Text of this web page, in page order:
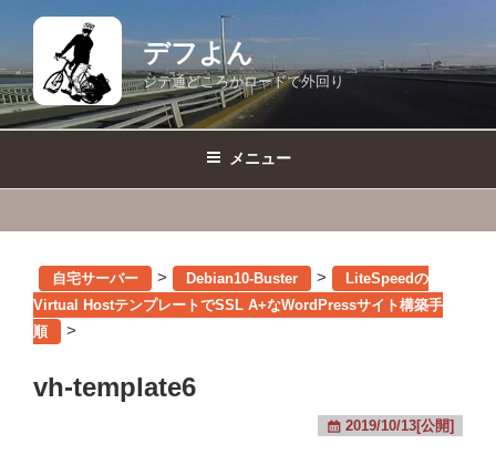
テ
ン
ツ
デフよん
ジテ通どころかロードで外回り
メニュー
自宅サーバー > Debian10-Buster >
LiteSpeedの
Virtual HostテンプレートでSSL A+なWordPressサイト構築手
順
>
vh-template6
2019/10/13[公開]